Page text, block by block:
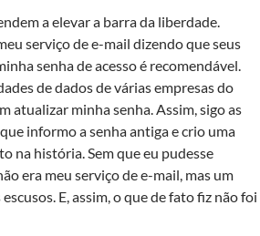
a elevar a barra da liberdade.
serviço de e-mail dizendo que seus
senha de acesso é recomendável.
de dados de várias empresas do
atualizar minha senha. Assim, sigo as
informo a senha antiga e crio uma
na história. Sem que eu pudesse
era meu serviço de e-mail, mas um
E, assim, o que de fato fiz não foi